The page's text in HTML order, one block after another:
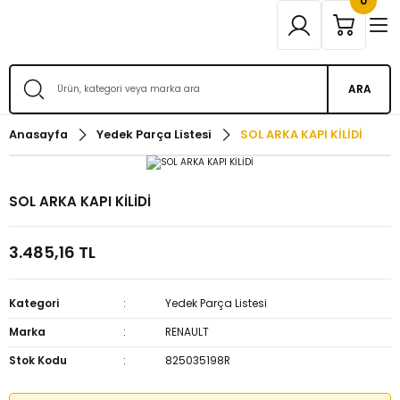
ARA
Anasayfa Yedek Parça Listesi SOL ARKA KAPI KİLİDİ
SOL ARKA KAPI KİLİDİ
3.485,16 TL
Kategori
Yedek Parça Listesi
Marka
RENAULT
Stok Kodu
825035198R